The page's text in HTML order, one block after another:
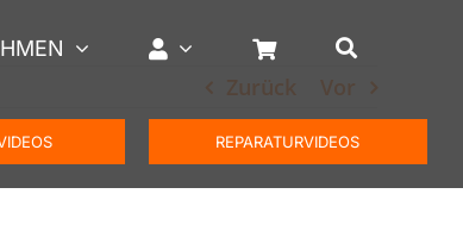
REPARATURVIDEOS
Zurück Vor